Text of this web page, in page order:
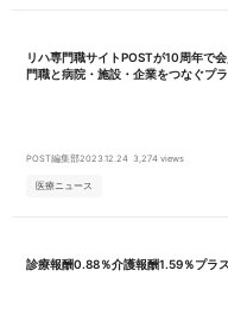
り、患者様と向き合う治療を行いたい方
に取り組んでいただける方。 ・幅広い診
リハ専門職サイトPOSTが10周年で
門職と病院・施設・企業をつなぐプ
POST編集部2023.12.24 3,274 views
医療ニュース
診療報酬0.88％介護報酬1.59％プラ